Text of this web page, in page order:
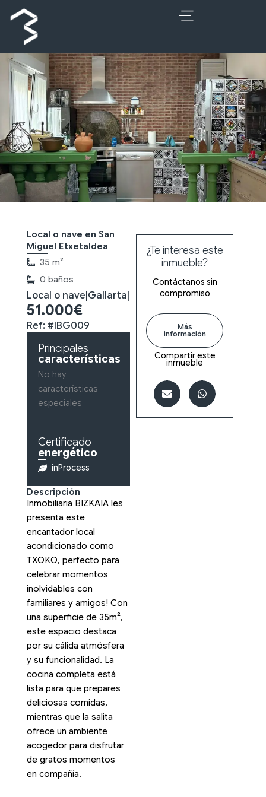
contenido
Local o nave en San
Miguel Etxetaldea
35 m²
0 baños
Local o nave Gallarta
51.000€
Ref: #IBG009
Principales
características
No hay
características
especiales
Certificado
energético
inProcess
Descripción
Inmobiliaria BIZKAIA les
presenta este
encantador local
acondicionado como
TXOKO, perfecto para
celebrar momentos
inolvidables con
familiares y amigos! Con
una superficie de 35m²,
este espacio destaca
por su cálida atmósfera
y su funcionalidad. La
cocina completa está
lista para que prepares
deliciosas comidas,
mientras que la salita
ofrece un ambiente
acogedor para disfrutar
de gratos momentos
en compañía.
¿Te interesa este
inmueble?
Contáctanos sin
compromiso
Más
información
Compartir este
inmueble